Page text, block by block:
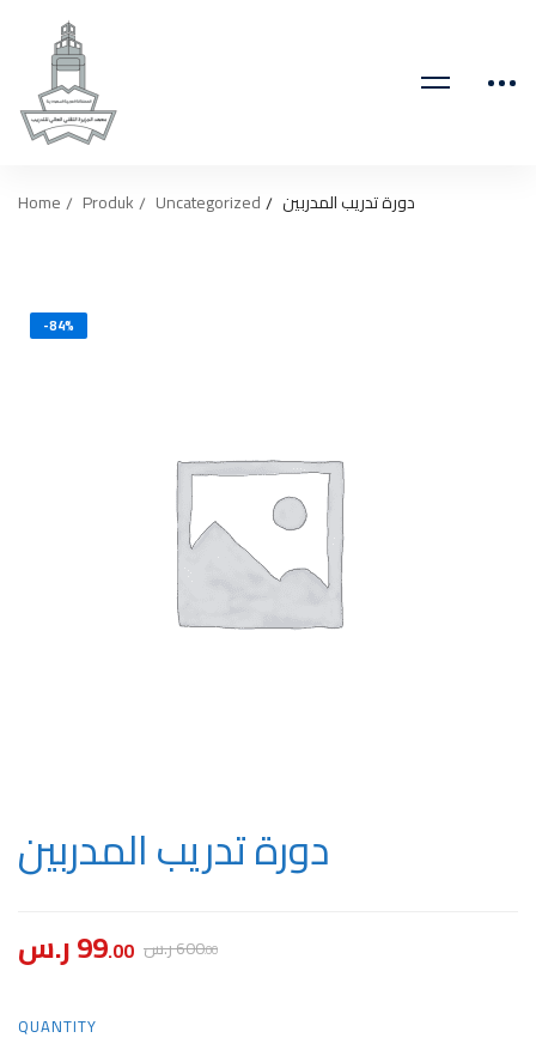
Home Produk Uncategorized دورة تدريب المدربين
-84%
دورة تدريب المدربين
99.00 ر.س 600.00 ر.س
QUANTITY